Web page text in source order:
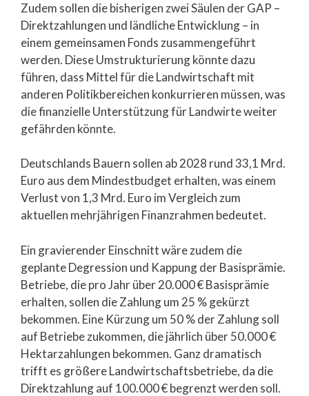
Zudem sollen die bisherigen zwei Säulen der GAP –
Direktzahlungen und ländliche Entwicklung – in
einem gemeinsamen Fonds zusammengeführt
werden. Diese Umstrukturierung könnte dazu
führen, dass Mittel für die Landwirtschaft mit
anderen Politikbereichen konkurrieren müssen, was
die finanzielle Unterstützung für Landwirte weiter
gefährden könnte.
Deutschlands Bauern sollen ab 2028 rund 33,1 Mrd.
Euro aus dem Mindestbudget erhalten, was einem
Verlust von 1,3 Mrd. Euro im Vergleich zum
aktuellen mehrjährigen Finanzrahmen bedeutet.
Ein gravierender Einschnitt wäre zudem die
geplante Degression und Kappung der Basisprämie.
Betriebe, die pro Jahr über 20.000 € Basisprämie
erhalten, sollen die Zahlung um 25 % gekürzt
bekommen. Eine Kürzung um 50 % der Zahlung soll
auf Betriebe zukommen, die jährlich über 50.000 €
Hektarzahlungen bekommen. Ganz dramatisch
trifft es größere Landwirtschaftsbetriebe, da die
Direktzahlung auf 100.000 € begrenzt werden soll.